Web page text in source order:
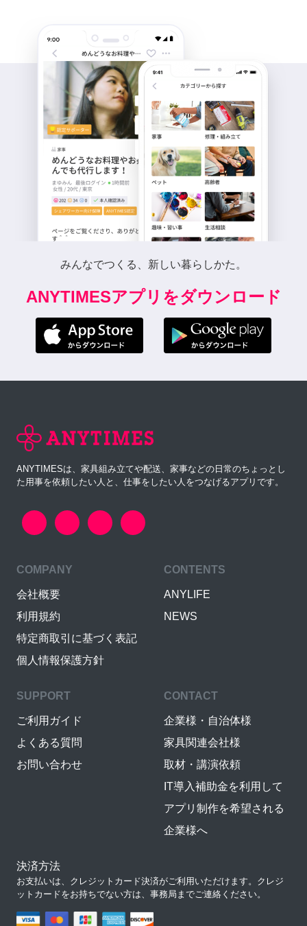
みんなでつくる、新しい暮らしかた。
ANYTIMESアプリをダウンロード
ANYTIMESは、家具組み立てや配送、家事などの日常のちょっとし
た用事を依頼したい人と、仕事をしたい人をつなげるアプリです。
COMPANY
会社概要
利用規約
特定商取引に基づく表記
個人情報保護方針
CONTENTS
ANYLIFE
NEWS
SUPPORT
ご利用ガイド
よくある質問
お問い合わせ
CONTACT
企業様・自治体様
家具関連会社様
取材・講演依頼
IT導入補助金を利用して
アプリ制作を希望される
企業様へ
決済方法
お支払いは、クレジットカード決済がご利用いただけます。クレジ
ットカードをお持ちでない方は、事務局までご連絡ください。